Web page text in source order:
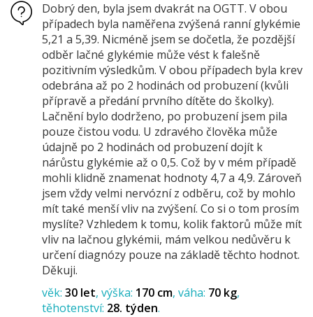
Dobrý den, byla jsem dvakrát na OGTT. V obou
případech byla naměřena zvýšená ranní glykémie
5,21 a 5,39. Nicméně jsem se dočetla, že pozdější
odběr lačné glykémie může vést k falešně
pozitivním výsledkům. V obou případech byla krev
odebrána až po 2 hodinách od probuzení (kvůli
přípravě a předání prvního dítěte do školky).
Lačnění bylo dodrženo, po probuzení jsem pila
pouze čistou vodu. U zdravého člověka může
údajně po 2 hodinách od probuzení dojít k
nárůstu glykémie až o 0,5. Což by v mém případě
mohli klidně znamenat hodnoty 4,7 a 4,9. Zároveň
jsem vždy velmi nervózní z odběru, což by mohlo
mít také menší vliv na zvýšení. Co si o tom prosím
myslíte? Vzhledem k tomu, kolik faktorů může mít
vliv na lačnou glykémii, mám velkou nedůvěru k
určení diagnózy pouze na základě těchto hodnot.
Děkuji.
věk: 30 let výška: 170 cm váha: 70 kg
těhotenství: 28. týden